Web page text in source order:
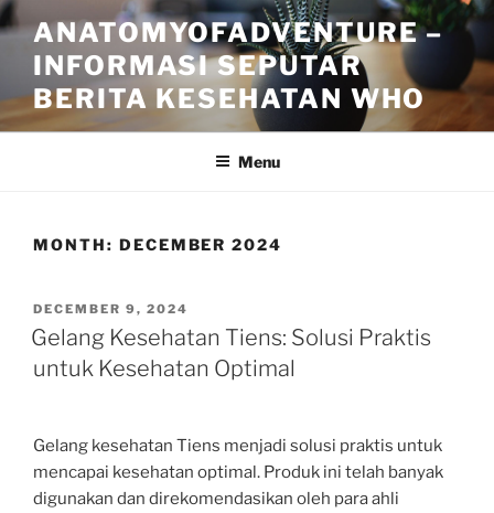
Skip
to
content
ANATOMYOFADVENTURE –
INFORMASI SEPUTAR
BERITA KESEHATAN WHO
Menu
MONTH: DECEMBER 2024
POSTED
ON
DECEMBER 9, 2024
Gelang Kesehatan Tiens: Solusi Praktis
untuk Kesehatan Optimal
Gelang kesehatan Tiens menjadi solusi praktis untuk
mencapai kesehatan optimal. Produk ini telah banyak
digunakan dan direkomendasikan oleh para ahli